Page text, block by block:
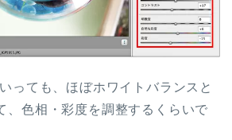
っても、ほぼホワイトバランスと
、色相・彩度を調整するくらいで